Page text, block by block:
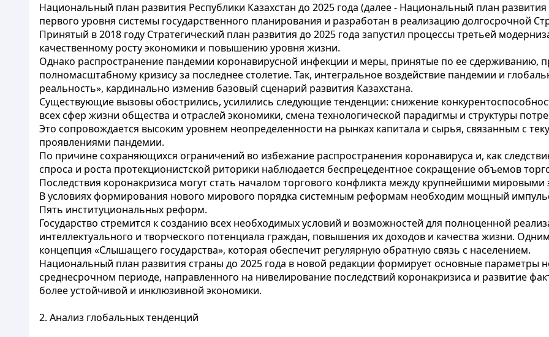
Национальный план развития Республики Казахстан до 2025 года (далее - Национальный план
первого уровня системы государственного планирования и разработан в реализацию долгосрочной
Принятый в 2018 году Стратегический план развития до 2025 года запустил процессы третьей
качественному росту экономики и повышению уровня жизни.
Однако распространение пандемии коронавирусной инфекции и меры, принятые по ее сдерживанию,
полномасштабному кризису за последнее столетие. Так, интегральное воздействие пандемии и
реальность», кардинально изменив базовый сценарий развития Казахстана.
Существующие вызовы обострились, усилились следующие тенденции: снижение
всех сфер жизни общества и отраслей экономики, смена технологической парадигмы и структуры
Это сопровождается высоким уровнем неопределенности на рынках капитала и сырья, связанным с
проявлениями пандемии.
По причине сохраняющихся ограничений во избежание распространения коронавируса и, как
спроса и роста протекционистской риторики наблюдается беспрецедентное сокращение объемов
Последствия коронакризиса могут стать началом торгового конфликта между крупнейшими
В условиях формирования нового мирового порядка системным реформам необходим мощный
Пять институциональных реформ.
Государство стремится к созданию всех необходимых условий и возможностей для полноценной
интеллектуального и творческого потенциала граждан, повышения их доходов и качества жизни.
концепция «Слышащего государства», которая обеспечит регулярную обратную связь с населением.
Национальный план развития страны до 2025 года в новой редакции формирует основные параметры
среднесрочном периоде, направленного на нивелирование последствий коронакризиса и развитие
более устойчивой и инклюзивной экономики.
2. Анализ глобальных тенденций